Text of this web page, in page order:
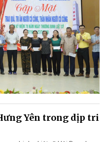
Yên trong dịp tri